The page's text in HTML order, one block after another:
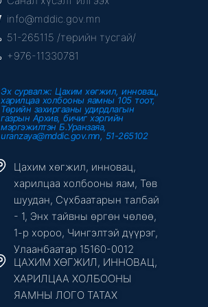
o
r
e
info@mddic.gov.mn
51-265115 /төрийн тусгай/
+976-11330781
Эх сурвалж: Цахим хөгжил, инновац,
харилцаа холбооны яамны 105 тоот,
Төрийн захиргааны удирдлагын
газрын Архив, бичиг хэргийн
мэргэжилтэн Б.Уранзаяа,
uranzaya@mddic.gov.mn, 51-265102
Цахим хөгжил, инновац,
харилцаа холбооны яам, Төв
шуудан, Сүхбаатарын талбай
- 1, Энх тайвны өргөн чөлөө,
1-р хороо, Чингэлтэй дүүрэг,
Улаанбаатар 15160-0012
ЦАХИМ ХӨГЖИЛ, ИННОВАЦ,
ХАРИЛЦАА ХОЛБООНЫ
ЯАМНЫ ЛОГО ТАТАХ